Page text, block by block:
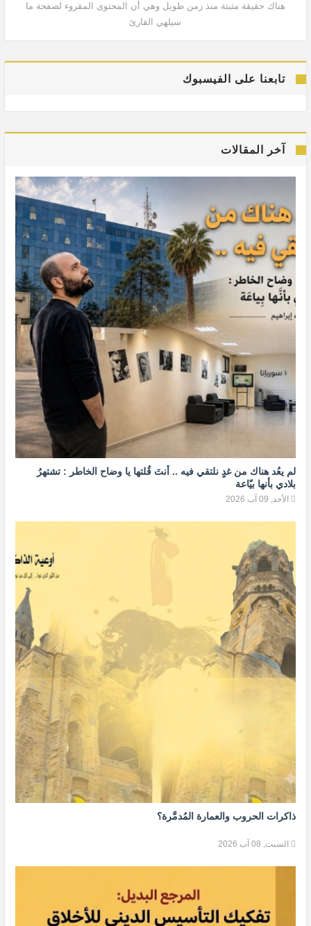
هناك حقيقة مثبتة منذ زمن طويل وهي أن المحتوى المقروء لصفحة ما
سيلهي القارئ
تابعنا على الفيسبوك
آخر المقالات
لم يعُد هناك من غدٍ نلتقي فيه .. أنتَ قُلتها يا وضاح الخاطر : تشتهرُ
بلادي بأنها بيّاعة
الأحد, 09 آب 2026
ذاكرات الحروب والعمارة المُدمَّرة؟
السبت, 08 آب 2026